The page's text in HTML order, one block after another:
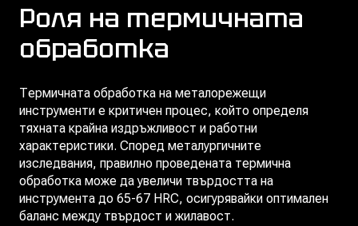
Роля на термичната
обработка
Термичната обработка на металорежещи
инструменти е критичен процес, който определя
тяхната крайна издръжливост и работни
характеристики. Според металургичните
изследвания, правилно проведената термична
обработка може да увеличи твърдостта на
инструмента до 65-67 HRC, осигурявайки оптимален
баланс между твърдост и жилавост.